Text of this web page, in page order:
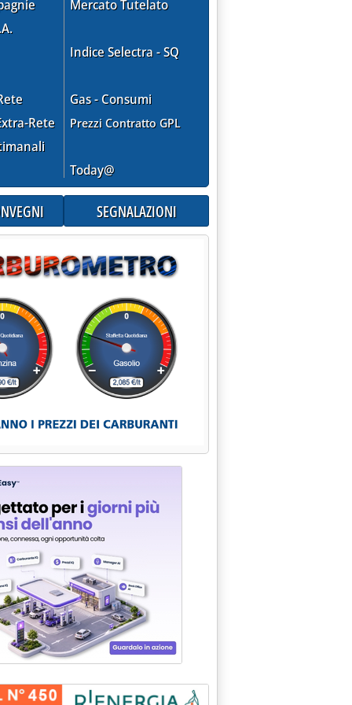
Rete
Mercato Tutelato
Indice Selectra - SQ
Gas - Consumi
Prezzi Contratto GPL
Today@
SEGNALAZIONI